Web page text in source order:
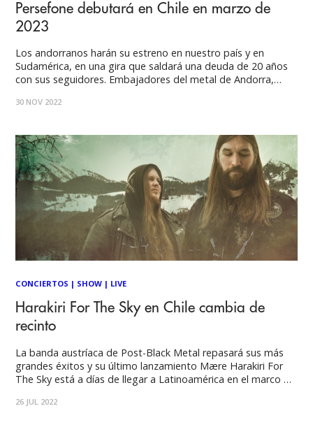
Persefone debutará en Chile en marzo de
2023
Los andorranos harán su estreno en nuestro país y en
Sudamérica, en una gira que saldará una deuda de 20 años
con sus seguidores. Embajadores del metal de Andorra,
presentarse por primera vez ante sus pacientes y leales
30 NOV 2022
CONCIERTOS | SHOW | LIVE
Harakiri For The Sky en Chile cambia de
recinto
La banda austríaca de Post-Black Metal repasará sus más
grandes éxitos y su último lanzamiento Mære Harakiri For
The Sky está a días de llegar a Latinoamérica en el marco de
que cambiará de recinto para dar una mejor
26 JUL 2022